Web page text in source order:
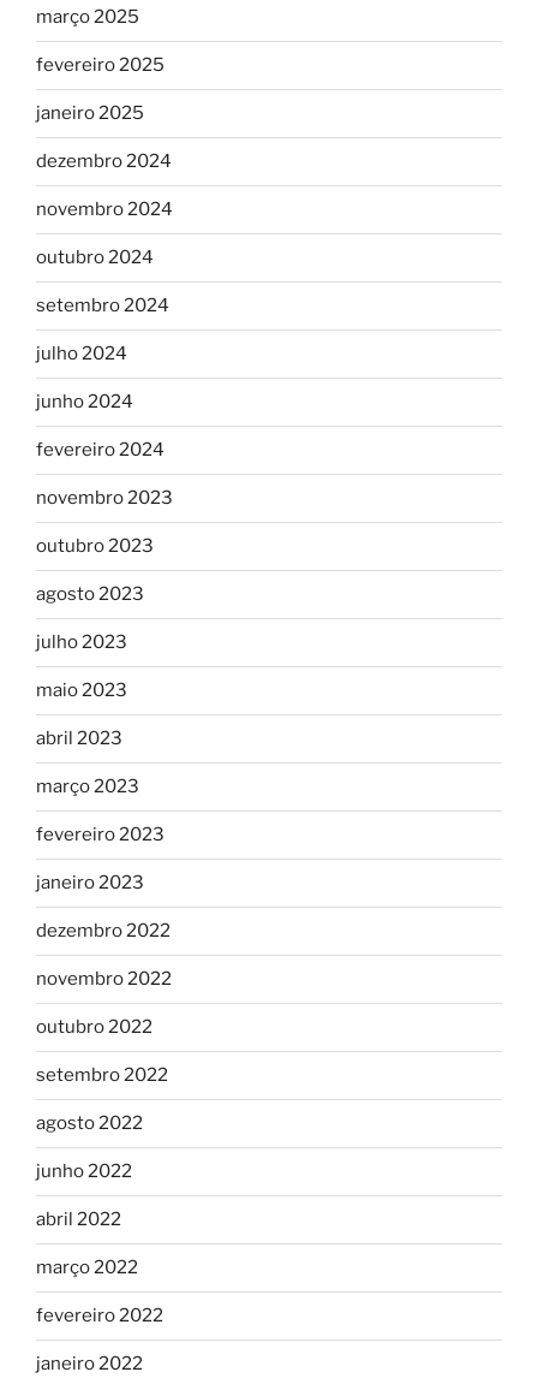
março 2025
fevereiro 2025
janeiro 2025
dezembro 2024
novembro 2024
outubro 2024
setembro 2024
julho 2024
junho 2024
fevereiro 2024
novembro 2023
outubro 2023
agosto 2023
julho 2023
maio 2023
abril 2023
março 2023
fevereiro 2023
janeiro 2023
dezembro 2022
novembro 2022
outubro 2022
setembro 2022
agosto 2022
junho 2022
abril 2022
março 2022
fevereiro 2022
janeiro 2022